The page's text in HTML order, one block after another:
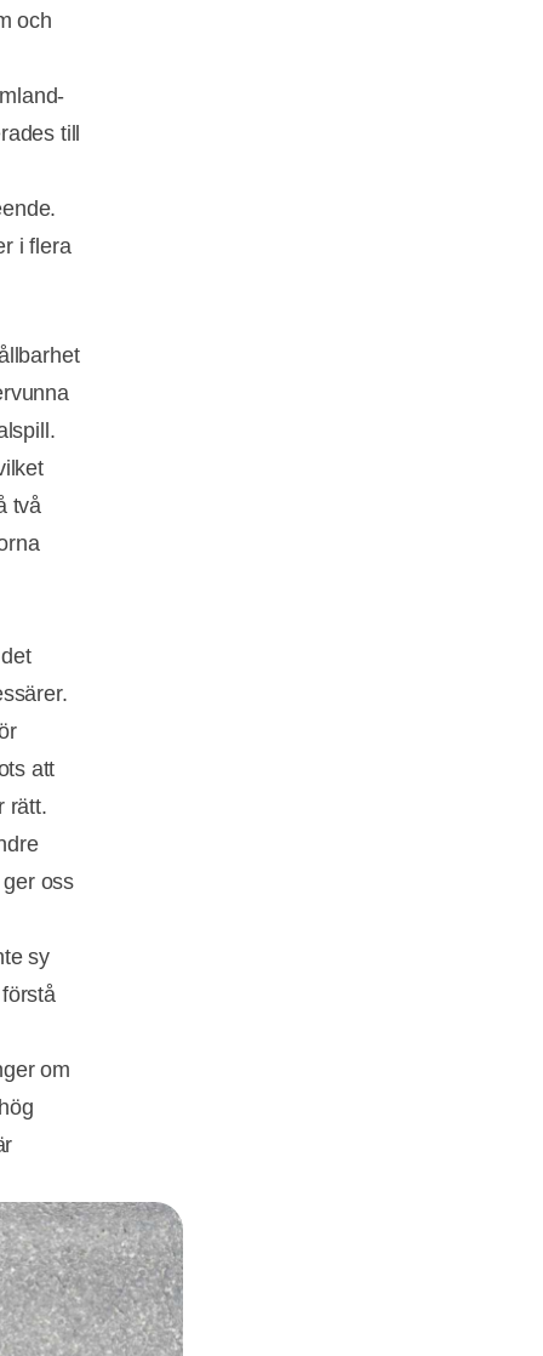
och
till
i flera
två
att
rätt.
oss
sy
om